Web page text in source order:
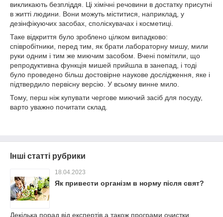
викликають безпліддя. Ці хімічні речовини в достатку присутні
в житті людини. Вони можуть міститися, наприклад, у
дезінфікуючих засобах, споліскувачах і косметиці.
Таке відкриття було зроблено цілком випадково:
співробітники, перед тим, як брати лабораторну мишу, мили
руки одним і тим же миючим засобом. Вчені помітили, що
репродуктивна функція мишей прийшла в занепад, і тоді
було проведено більш достовірне наукове дослідження, яке і
підтвердило первісну версію. У всьому винне мило.
Тому, перш ніж купувати чергове миючий засіб для посуду,
варто уважно почитати склад.
Інші статті рубрики
18.04.2023
Як привести організм в норму після свят?
Декілька порад від експертів,а також програми очистки